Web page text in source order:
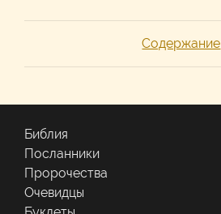
Содержание
Библия
Посланники
Пророчества
Очевидцы